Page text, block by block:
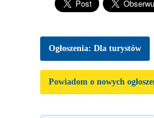
Ogłoszenia: Dla turystów
Powiadom o nowych